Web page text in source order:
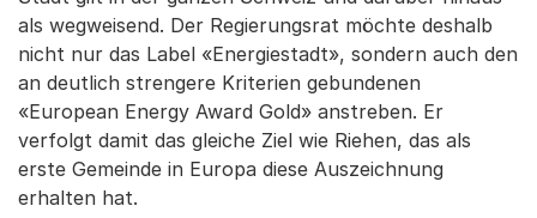
als wegweisend. Der Regierungsrat möchte deshalb
nicht nur das Label «Energiestadt», sondern auch den
an deutlich strengere Kriterien gebundenen
«European Energy Award Gold» anstreben. Er
verfolgt damit das gleiche Ziel wie Riehen, das als
erste Gemeinde in Europa diese Auszeichnung
erhalten hat.